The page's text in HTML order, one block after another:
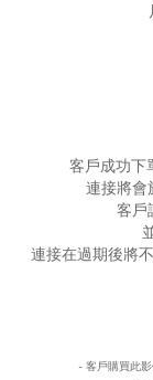
客戶成功下
連接將會
客戶
連接在過期後將
- 客戶購買此